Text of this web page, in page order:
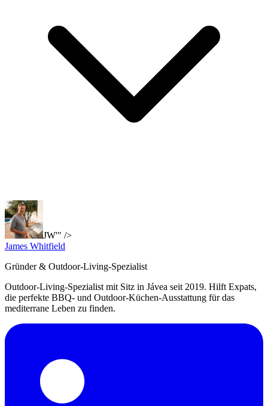
JW'" />
James Whitfield
Gründer & Outdoor-Living-Spezialist
Outdoor-Living-Spezialist mit Sitz in Jávea seit 2019. Hilft Expats,
die perfekte BBQ- und Outdoor-Küchen-Ausstattung für das
mediterrane Leben zu finden.